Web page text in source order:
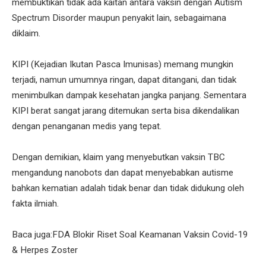
membuktikan tidak ada kaitan antara vaksin dengan Autism
Spectrum Disorder maupun penyakit lain, sebagaimana
diklaim.
KIPI (Kejadian Ikutan Pasca Imunisas) memang mungkin
terjadi, namun umumnya ringan, dapat ditangani, dan tidak
menimbulkan dampak kesehatan jangka panjang. Sementara
KIPI berat sangat jarang ditemukan serta bisa dikendalikan
dengan penanganan medis yang tepat.
Dengan demikian, klaim yang menyebutkan vaksin TBC
mengandung nanobots dan dapat menyebabkan autisme
bahkan kematian adalah tidak benar dan tidak didukung oleh
fakta ilmiah.
Baca juga:FDA Blokir Riset Soal Keamanan Vaksin Covid-19
& Herpes Zoster